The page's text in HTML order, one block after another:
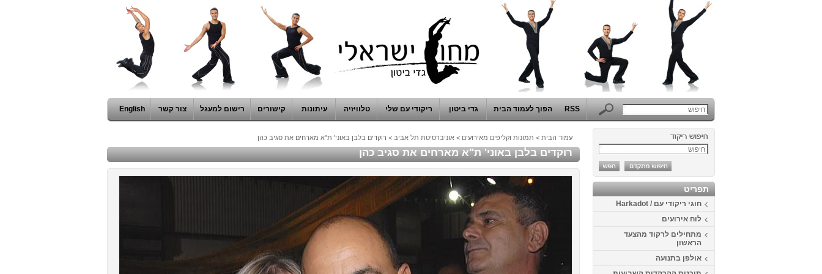
RSS הפוך לעמוד הבית גדי ביטון ריקודי עם שלי טלוויזיה עיתונות קישורים רישום למעגל צור קשר English
תפריט
חוגי ריקודי עם / Harkadot
לוח אירועים
מתחילים לרקוד מהצעד
הראשון
אולפן בתנועה
עמוד הבית > תמונות וקליפים מאירועים > אוניברסיטת תל אביב > רוקדים בלבן באוני' ת"א מארחים את סגיב כהן
רוקדים בלבן באוני' ת"א מארחים את סגיב כהן